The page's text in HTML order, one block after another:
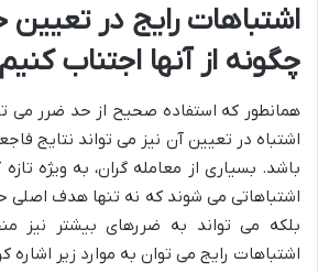
اشتباهات رایج در
چگونه از آنها اجتناب
همانطور که استفاده صحیح از حد ضرر می
اشتباه در تعیین آن نیز می تواند نتایج
باشد. بسیاری از معامله گران، به ویژه تازه
اشتباهاتی می شوند که نه تنها هدف اصلی
بلکه می تواند به ضررهای بیشتر نیز
اشتباهات رایج می توان به موارد زیر اشاره